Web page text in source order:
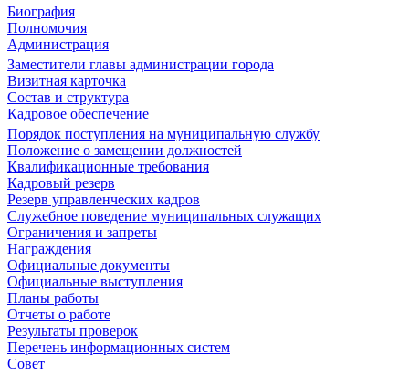
Биография
Полномочия
Администрация
Заместители главы администрации города
Визитная карточка
Состав и структура
Кадровое обеспечение
Порядок поступления на муниципальную службу
Положение о замещении должностей
Квалификационные требования
Кадровый резерв
Резерв управленческих кадров
Служебное поведение муниципальных служащих
Ограничения и запреты
Награждения
Официальные документы
Официальные выступления
Планы работы
Отчеты о работе
Результаты проверок
Перечень информационных систем
Совет